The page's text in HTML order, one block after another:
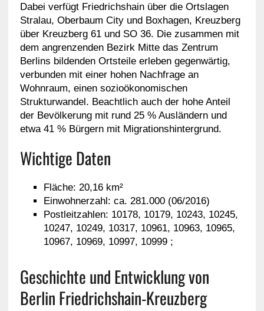
Dabei verfügt Friedrichshain über die Ortslagen
Stralau, Oberbaum City und Boxhagen, Kreuzberg
über Kreuzberg 61 und SO 36. Die zusammen mit
dem angrenzenden Bezirk Mitte das Zentrum
Berlins bildenden Ortsteile erleben gegenwärtig,
verbunden mit einer hohen Nachfrage an
Wohnraum, einen sozioökonomischen
Strukturwandel. Beachtlich auch der hohe Anteil
der Bevölkerung mit rund 25 % Ausländern und
etwa 41 % Bürgern mit Migrationshintergrund.
Wichtige Daten
Fläche: 20,16 km²
Einwohnerzahl: ca. 281.000 (06/2016)
Postleitzahlen: 10178, 10179, 10243, 10245,
10247, 10249, 10317, 10961, 10963, 10965,
10967, 10969, 10997, 10999 ;
Geschichte und Entwicklung von
Berlin Friedrichshain-Kreuzberg